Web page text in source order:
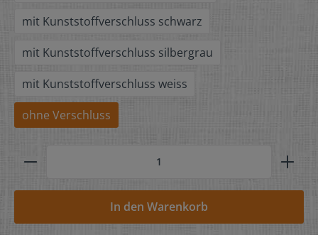
mit Kunststoffverschluss schwarz
mit Kunststoffverschluss silbergrau
mit Kunststoffverschluss weiss
ohne Verschluss
In den Warenkorb